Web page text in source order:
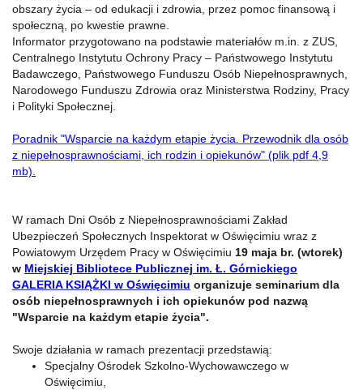
obszary życia – od edukacji i zdrowia, przez pomoc finansową i
społeczną, po kwestie prawne.
Informator przygotowano na podstawie materiałów m.in. z ZUS,
Centralnego Instytutu Ochrony Pracy – Państwowego Instytutu
Badawczego, Państwowego Funduszu Osób Niepełnosprawnych,
Narodowego Funduszu Zdrowia oraz Ministerstwa Rodziny, Pracy
i Polityki Społecznej.
Poradnik "Wsparcie na każdym etapie życia. Przewodnik dla osób
z niepełnosprawnościami, ich rodzin i opiekunów" (plik pdf 4,9
mb)
W ramach Dni Osób z Niepełnosprawnościami Zakład
Ubezpieczeń Społecznych Inspektorat w Oświęcimiu wraz z
Powiatowym Urzędem Pracy w Oświęcimiu 19 maja br. (wtorek)
w Miejskiej Bibliotece Publicznej im. Ł. Górnickiego
GALERIA KSIĄŻKI w Oświęcimiu organizuje seminarium dla
osób niepełnosprawnych i ich opiekunów pod nazwą
"Wsparcie na każdym etapie życia".
Swoje działania w ramach prezentacji przedstawią:
Specjalny Ośrodek Szkolno-Wychowawczego w
Oświęcimiu,